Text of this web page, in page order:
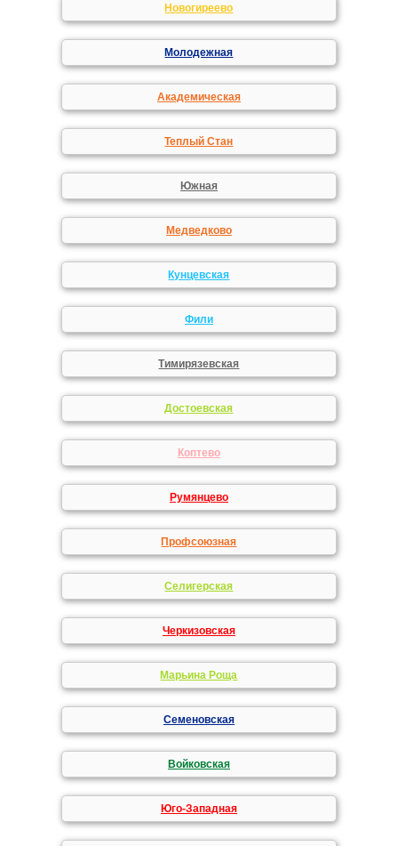
Новогиреево
Молодежная
Академическая
Теплый Стан
Южная
Медведково
Кунцевская
Фили
Тимирязевская
Достоевская
Коптево
Румянцево
Профсоюзная
Селигерская
Черкизовская
Марьина Роща
Семеновская
Войковская
Юго-Западная